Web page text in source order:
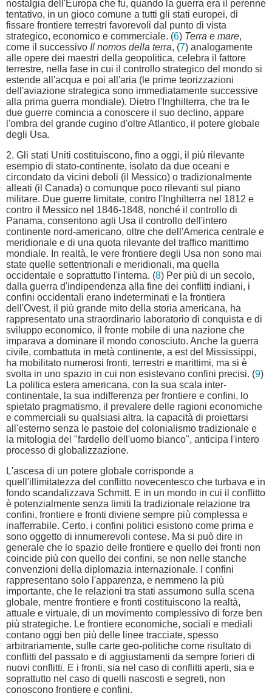
nostalgia dell'Europa che fu, quando la guerra era il perenne
tentativo, in un gioco comune a tutti gli stati europei, di
fissare frontiere terrestri favorevoli dal punto di vista
strategico, economico e commerciale. (6) Terra e mare,
come il successivo Il nomos della terra, (7) analogamente
alle opere dei maestri della geopolitica, celebra il fattore
terrestre, nella fase in cui il controllo strategico del mondo si
estende all'acqua e poi all'aria (le prime teorizzazioni
dell'aviazione strategica sono immediatamente successive
alla prima guerra mondiale). Dietro l'Inghilterra, che tra le
due guerre comincia a conoscere il suo declino, appare
l'ombra del grande cugino d'oltre Atlantico, il potere globale
degli Usa.
2. Gli stati Uniti costituiscono, fino a oggi, il più rilevante
esempio di stato-continente, isolato da due oceani e
circondato da vicini deboli (il Messico) o tradizionalmente
alleati (il Canada) o comunque poco rilevanti sul piano
militare. Due guerre limitate, contro l'Inghilterra nel 1812 e
contro il Messico nel 1846-1848, nonché il controllo di
Panama, consentono agli Usa il controllo dell'intero
continente nord-americano, oltre che dell'America centrale e
meridionale e di una quota rilevante del traffico marittimo
mondiale. In realtà, le vere frontiere degli Usa non sono mai
state quelle settentrionali e meridionali, ma quella
occidentale e soprattutto l'interna. (8) Per più di un secolo,
dalla guerra d'indipendenza alla fine dei conflitti indiani, i
confini occidentali erano indeterminati e la frontiera
dell'Ovest, il più grande mito della storia americana, ha
rappresentato una straordinario laboratorio di conquista e di
sviluppo economico, il fronte mobile di una nazione che
imparava a dominare il mondo conosciuto. Anche la guerra
civile, combattuta in metà continente, a est del Mississippi,
ha mobilitato numerosi fronti, terrestri e marittimi, ma si è
svolta in uno spazio in cui non esistevano confini precisi. (9)
La politica estera americana, con la sua scala inter-
continentale, la sua indifferenza per frontiere e confini, lo
spietato pragmatismo, il prevalere delle ragioni economiche
e commerciali su qualsiasi altra, la capacità di proiettarsi
all'esterno senza le pastoie del colonialismo tradizionale e
la mitologia del "fardello dell'uomo bianco", anticipa l'intero
processo di globalizzazione.
L'ascesa di un potere globale corrisponde a
quell'illimitatezza del conflitto novecentesco che turbava e in
fondo scandalizzava Schmitt. E in un mondo in cui il conflitto
è potenzialmente senza limiti la tradizionale relazione tra
confini, frontiere e fronti diviene sempre più complessa e
inafferrabile. Certo, i confini politici esistono come prima e
sono oggetto di innumerevoli contese. Ma si può dire in
generale che lo spazio delle frontiere e quello dei fronti non
coincide più con quello dei confini, se non nelle stanche
convenzioni della diplomazia internazionale. I confini
rappresentano solo l'apparenza, e nemmeno la più
importante, che le relazioni tra stati assumono sulla scena
globale, mentre frontiere e fronti costituiscono la realtà,
attuale e virtuale, di un movimento complessivo di forze ben
più strategiche. Le frontiere economiche, sociali e mediali
contano oggi ben più delle linee tracciate, spesso
arbitrariamente, sulle carte geo-politiche come risultato di
conflitti del passato e di aggiustamenti da sempre forieri di
nuovi conflitti. E i fronti, sia nel caso di conflitti aperti, sia e
soprattutto nel caso di quelli nascosti e segreti, non
conoscono frontiere e confini.